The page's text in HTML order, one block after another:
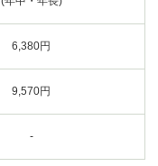
6,380円
9,570円
-